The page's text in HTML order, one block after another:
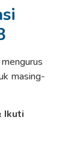
masing-
Ikuti